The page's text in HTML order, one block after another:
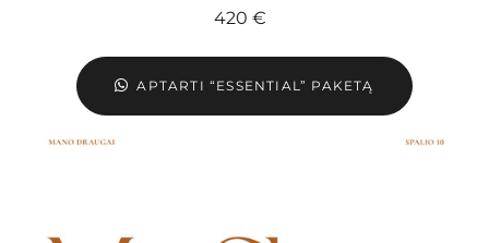
420 €
APTARTI “ESSENTIAL” PAKETĄ